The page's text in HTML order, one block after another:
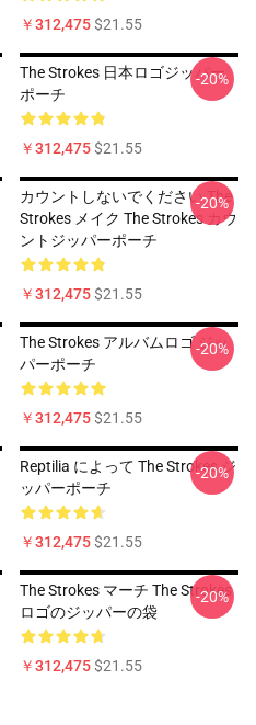
￥312,475$21.55
The Strokes 日本ロゴジッパー
ポーチ
￥312,475$21.55
-20%
カウントしないでください The
Strokes メイク The Strokes カウ
ントジッパーポーチ
￥312,475$21.55
-20%
The Strokes アルバムロゴ ジッ
パーポーチ
￥312,475$21.55
-20%
Reptilia によって The Strokes ジ
ッパーポーチ
￥312,475$21.55
-20%
The Strokes マーチ The Strokes
ロゴのジッパーの袋
￥312,475$21.55
-20%